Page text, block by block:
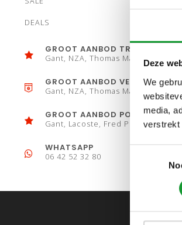
Deze
We
media,
verstrekt
DEALS
GROOT AANBOD TRUIEN
Gant, NZA, Thomas Maine
GROOT AANBOD VESTEN
Gant, NZA, Thomas Maine
GROOT AANBOD POLO´S
Gant, Lacoste, Fred Perry
WHATSAPP
06 42 52 32 80